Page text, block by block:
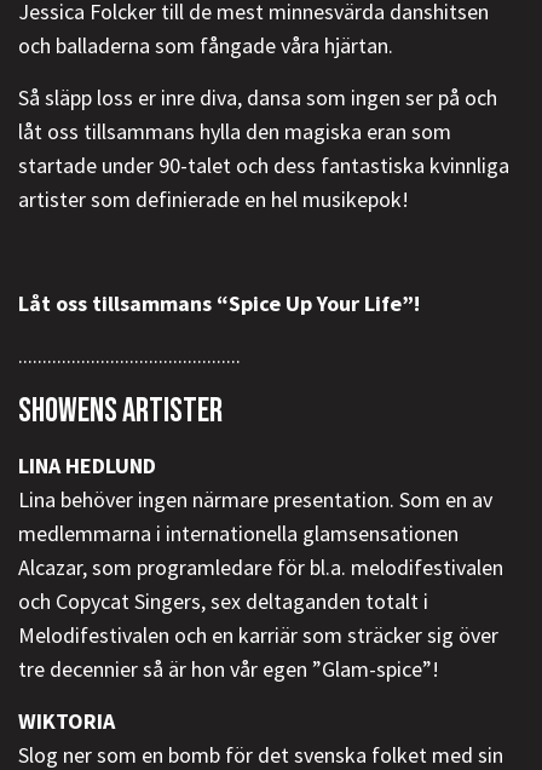
Jessica Folcker till de mest minnesvärda danshitsen
och balladerna som fångade våra hjärtan.
Så släpp loss er inre diva, dansa som ingen ser på och
låt oss tillsammans hylla den magiska eran som
startade under 90-talet och dess fantastiska kvinnliga
artister som definierade en hel musikepok!
Låt oss tillsammans “Spice Up Your Life”!
..............................................
SHOWENS ARTISTER
LINA HEDLUND
Lina behöver ingen närmare presentation. Som en av
medlemmarna i internationella glamsensationen
Alcazar, som programledare för bl.a. melodifestivalen
och Copycat Singers, sex deltaganden totalt i
Melodifestivalen och en karriär som sträcker sig över
tre decennier så är hon vår egen ”Glam-spice”!
WIKTORIA
Slog ner som en bomb för det svenska folket med sin